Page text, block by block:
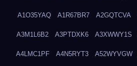
A1O35YAQ A1R67BR7 A2GQTCVA
A3M1L6B2 A3PTDXK6 A3XWWY1S
A4LMC1PF A4N5RYT3 A52WYVGW